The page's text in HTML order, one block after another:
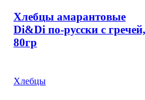
Хлебцы амарантовые
Di&Di по-русски с гречей,
80гр
Хлебцы